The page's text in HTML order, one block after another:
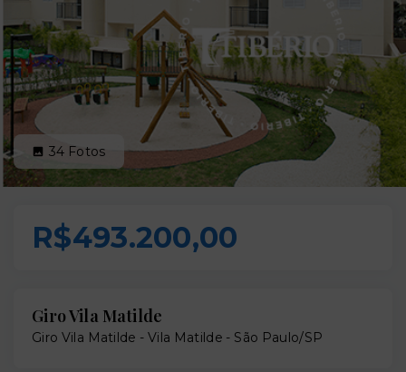
34 Fotos
R$493.200,00
Giro Vila Matilde
Giro Vila Matilde -Vila Matilde - São Paulo/SP